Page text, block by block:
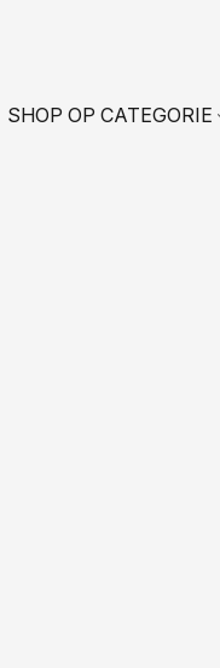
SHOP OP CATEGORIE